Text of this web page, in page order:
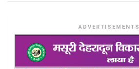
ADVERTISEMENTS